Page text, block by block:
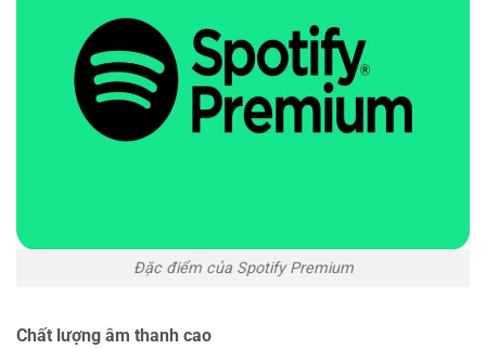
Đặc điểm của Spotify Premium
Chất lượng âm thanh cao